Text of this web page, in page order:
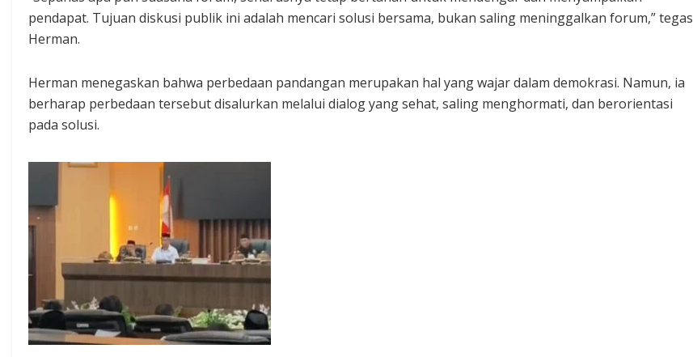
pendapat. Tujuan diskusi publik ini adalah mencari solusi bersama, bukan saling meninggalkan forum,” tegas
Herman.
Herman menegaskan bahwa perbedaan pandangan merupakan hal yang wajar dalam demokrasi. Namun, ia
berharap perbedaan tersebut disalurkan melalui dialog yang sehat, saling menghormati, dan berorientasi
pada solusi.